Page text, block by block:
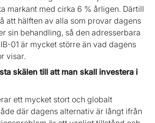
markant med cirka 6 % årligen. Därtill
att hälften av alla som provar dagens
sin behandling, så den adresserbara
01 är mycket större än vad dagens
visar.
skälen till att man skall investera i
ett mycket stort och globalt
där dagens alternativ är långt ifrån